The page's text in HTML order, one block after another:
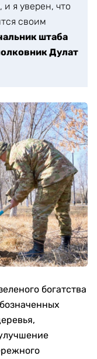
и я уверен, что
своим
штаба
Дулат
богатства